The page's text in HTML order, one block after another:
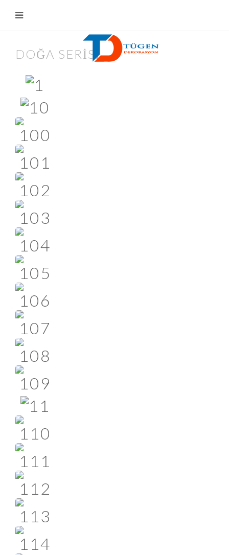
DOĞA SERISI